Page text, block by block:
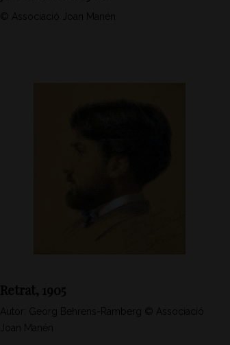
© Associació Joan Manén
Retrat, 1905
Autor: Georg Behrens-Ramberg © Associació
Joan Manén